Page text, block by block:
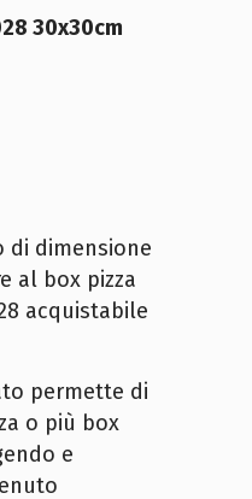
30x30cm
di dimensione
al box pizza
acquistabile
permette di
o più box
e